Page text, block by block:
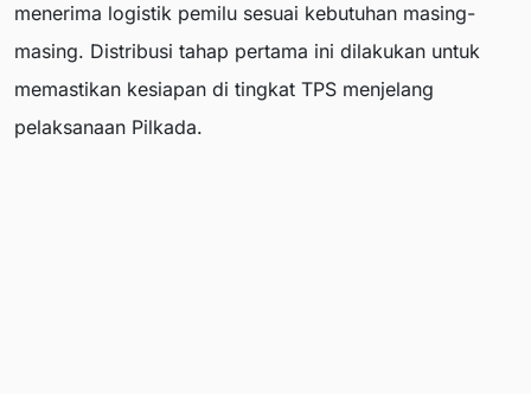
menerima logistik pemilu sesuai kebutuhan masing-
masing. Distribusi tahap pertama ini dilakukan untuk
memastikan kesiapan di tingkat TPS menjelang
pelaksanaan Pilkada.